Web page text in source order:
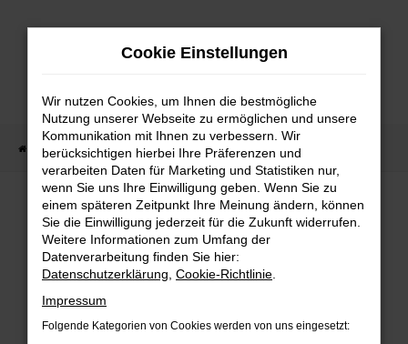
Zum
Startseite Fahrzeug Showroom Fahrzeugbestand
FAHRZEUGBESTAND
Bei Neuwagen Autoland finden Sie eine große
Auswahl an Marken und Modellen.
Cookie Einstellungen
Wir nutzen Cookies, um Ihnen die bestmögliche
Nutzung unserer Webseite zu ermöglichen und unsere
Kommunikation mit Ihnen zu verbessern. Wir
berücksichtigen hierbei Ihre Präferenzen und
verarbeiten Daten für Marketing und Statistiken nur,
wenn Sie uns Ihre Einwilligung geben. Wenn Sie zu
einem späteren Zeitpunkt Ihre Meinung ändern, können
Sie die Einwilligung jederzeit für die Zukunft widerrufen.
Weitere Informationen zum Umfang der
Datenverarbeitung finden Sie hier:
Datenschutzerklärung Cookie-Richtlinie
Impressum
Folgende Kategorien von Cookies werden von uns eingesetzt: